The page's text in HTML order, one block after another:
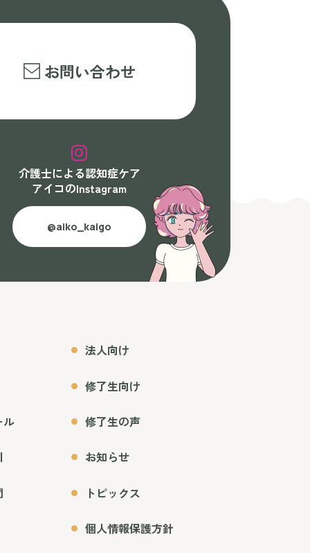
お問い合わせ
介護士による認知症ケア
アイコのInstagram
@aiko_kaigo
ル
法人向け
修了生向け
修了生の声
お知らせ
トピックス
個人情報保護方針